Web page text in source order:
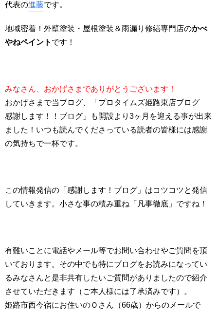
代表の進藤です。
地域密着！外壁塗装・屋根塗装＆雨漏り修繕専門店のかべ
やねペイント です！
みなさん、おかげさまでありがとうございます！
おかげさまで当ブログ、「プロタイムズ姫路東店ブログ
感謝します！！ブログ」も開設より3ヶ月を迎える事が出来
ました！いつも読んでくださっている読者の皆様には感謝
の気持ちで一杯です。
この情報発信の「感謝します！ブログ」はコツコツと発信
していきます。小さな事の積み重ね「凡事徹底」ですね！
有難いことに電話やメール等でお問い合わせやご質問を頂
いております。その中でも特にブログをお読みになってい
るみなさんと是非共有したいご質問がありましたので紹介
させていただきます（ご本人様には了承済みです）。
姫路市西今宿にお住いのＯさん（66歳）からのメールで